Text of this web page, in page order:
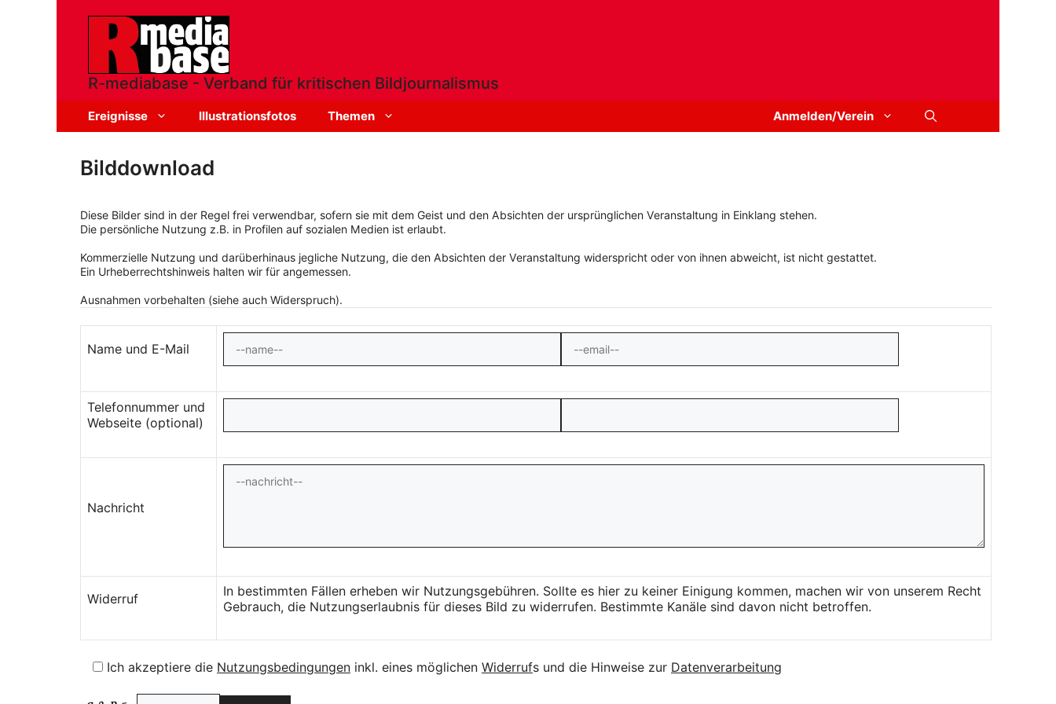
R-mediabase - Verband für kritischen Bildjournalismus
Ereignisse Illustrationsfotos Themen Anmelden/Verein
Bilddownload
Diese Bilder sind in der Regel frei verwendbar, sofern sie mit dem Geist und den Absichten der ursprünglichen Veranstaltung in Einklang stehen.
Die persönliche Nutzung z.B. in Profilen auf sozialen Medien ist erlaubt.
Kommerzielle Nutzung und darüberhinaus jegliche Nutzung, die den Absichten der Veranstaltung widerspricht oder von ihnen abweicht, ist nicht gestattet.
Ein Urheberrechtshinweis halten wir für angemessen.
Ausnahmen vorbehalten (siehe auch Widerspruch).
Name und E-Mail
Telefonnummer und
Webseite (optional)
Nachricht
Widerruf
In bestimmten Fällen erheben wir Nutzungsgebühren. Sollte es hier zu keiner Einigung kommen, machen wir von unserem Recht
Gebrauch, die Nutzungserlaubnis für dieses Bild zu widerrufen. Bestimmte Kanäle sind davon nicht betroffen.
Ich akzeptiere die Nutzungsbedingungen inkl. eines möglichen Widerrufs und die Hinweise zur Datenverarbeitung